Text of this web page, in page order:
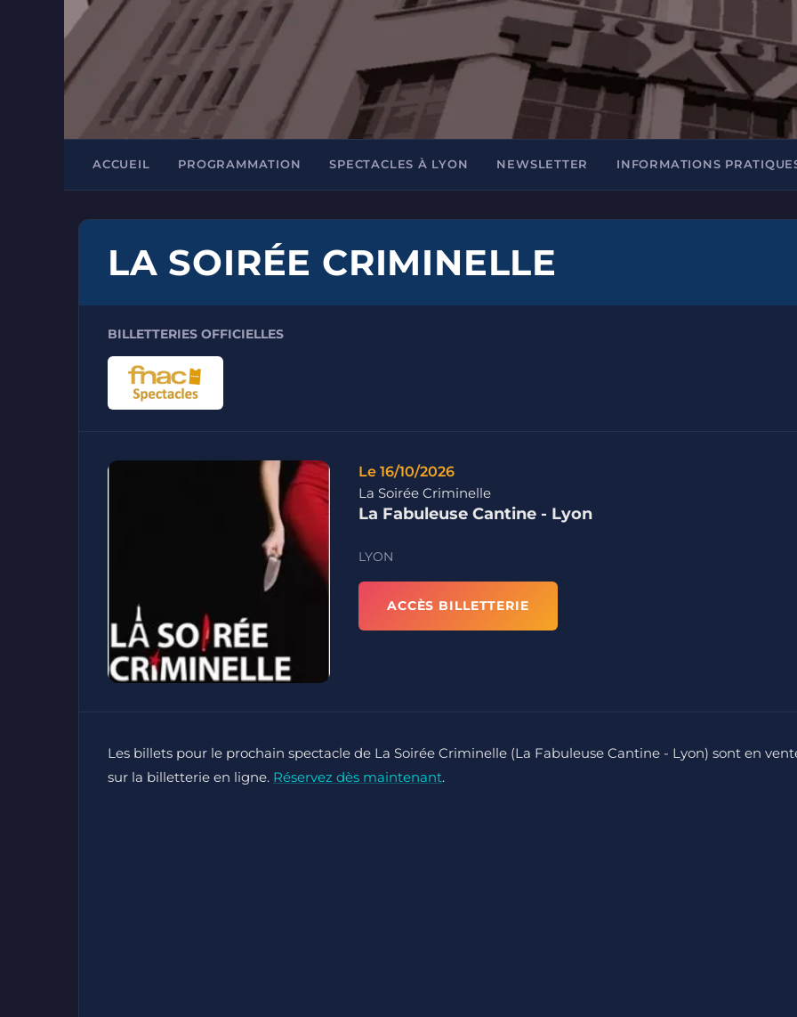
ACCUEIL PROGRAMMATION SPECTACLES À LYON NEWSLETTER INFORMATIONS
LA SOIRÉE CRIMINELLE
BILLETTERIES OFFICIELLES
Le 16/10/2026
La Soirée Criminelle
La Fabuleuse Cantine - Lyon
LYON
ACCÈS BILLETTERIE
Les billets pour le prochain spectacle de La Soirée Criminelle (La Fabuleuse Cantine - Lyon) sont en
sur la billetterie en ligne. Réservez dès maintenant.